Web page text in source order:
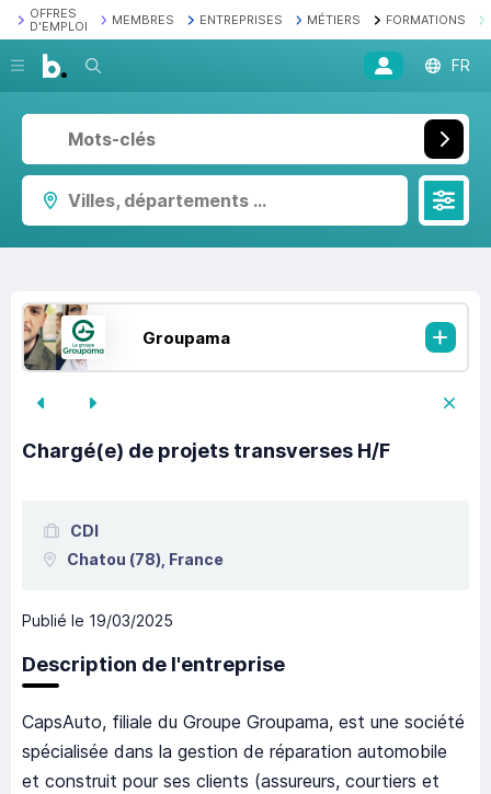
OFFRES
D'EMPLOI
MEMBRES ENTREPRISES MÉTIERS FORMATIONS
Recherche FR
Villes, départements ...
Groupama
Chargé(e) de projets transverses H/F
CDI
Chatou (78), France
Publié le 19/03/2025
Description de l'entreprise
CapsAuto, filiale du Groupe Groupama, est une société
spécialisée dans la gestion de réparation automobile
et construit pour ses clients (assureurs, courtiers et